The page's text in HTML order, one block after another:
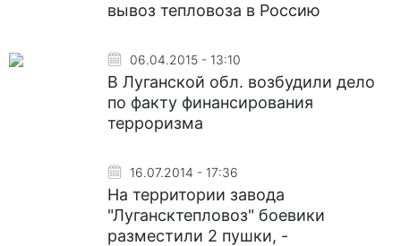
вывоз тепловоза в Россию
06.04.2015 - 13:10
В Луганской обл. возбудили дело
по факту финансирования
терроризма
16.07.2014 - 17:36
На территории завода
"Лугансктепловоз" боевики
разместили 2 пушки, -